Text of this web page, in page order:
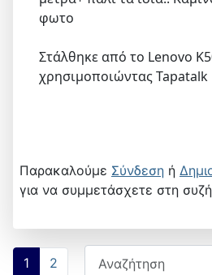
φωτο
Στάλθηκε από το Lenovo
χρησιμοποιώντας Tapatalk
Παρακαλούμε Σύνδεση ή
για να συμμετάσχετε στη
1 2